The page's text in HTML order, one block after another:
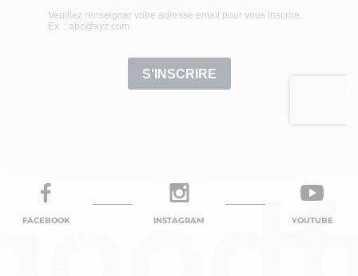
FACEBOOK INSTAGRAM YOUTUBE